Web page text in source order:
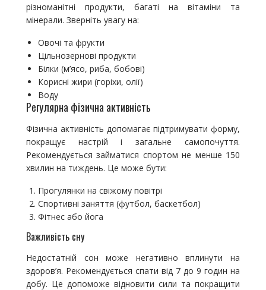
різноманітні продукти, багаті на вітаміни та
мінерали. Зверніть увагу на:
Овочі та фрукти
Цільнозернові продукти
Білки (м’ясо, риба, бобові)
Корисні жири (горіхи, олії)
Воду
Регулярна фізична активність
Фізична активність допомагає підтримувати форму,
покращує настрій і загальне самопочуття.
Рекомендується займатися спортом не менше 150
хвилин на тиждень. Це може бути:
Прогулянки на свіжому повітрі
Спортивні заняття (футбол, баскетбол)
Фітнес або йога
Важливість сну
Недостатній сон може негативно вплинути на
здоров’я. Рекомендується спати від 7 до 9 годин на
добу. Це допоможе відновити сили та покращити